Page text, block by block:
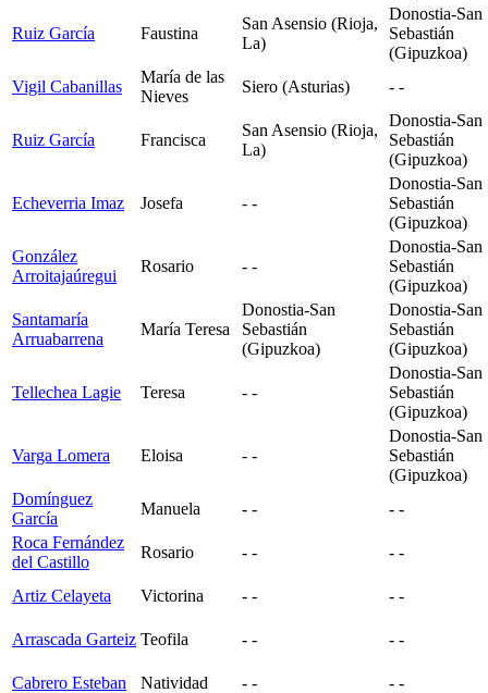
Ruiz García Faustina
San Asensio (Rioja,
La)
Donostia-San
Sebastián
(Gipuzkoa)
Vigil Cabanillas
María de las
Nieves
Siero (Asturias) - -
Ruiz García Francisca
San Asensio (Rioja,
La)
Donostia-San
Sebastián
(Gipuzkoa)
Echeverria Imaz Josefa - -
Donostia-San
Sebastián
(Gipuzkoa)
González
Arroitajaúregui
Rosario - -
Donostia-San
Sebastián
(Gipuzkoa)
Santamaría
Arruabarrena
María Teresa
Donostia-San
Sebastián
(Gipuzkoa)
Donostia-San
Sebastián
(Gipuzkoa)
Tellechea Lagie Teresa - -
Donostia-San
Sebastián
(Gipuzkoa)
Varga Lomera Eloisa - -
Donostia-San
Sebastián
(Gipuzkoa)
Domínguez
García
Manuela - -
- -
Roca Fernández
del Castillo
Rosario - - - -
Artiz Celayeta Victorina - - - -
Arrascada Garteiz Teofila - - - -
Cabrero Esteban Natividad - -
- -